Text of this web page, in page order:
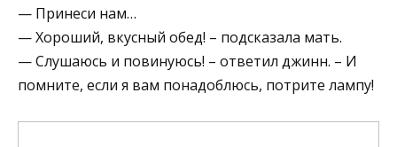
— Принеси нам…
— Хороший, вкусный обед! – подсказала мать.
— Слушаюсь и повинуюсь! – ответил джинн. – И
помните, если я вам понадоблюсь, потрите лампу!